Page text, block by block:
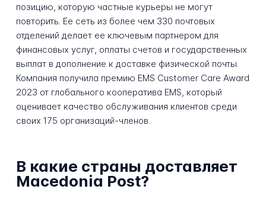
позицию, которую частные курьеры не могут
повторить. Ее сеть из более чем 330 почтовых
отделений делает ее ключевым партнером для
финансовых услуг, оплаты счетов и государственных
выплат в дополнение к доставке физической почты.
Компания получила премию EMS Customer Care Award
2023 от глобального кооператива EMS, который
оценивает качество обслуживания клиентов среди
своих 175 организаций-членов.
В какие страны доставляет
Macedonia Post?